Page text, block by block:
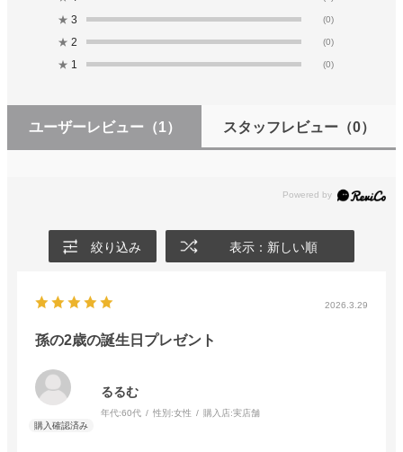
★ 3 (0)
★ 2 (0)
★ 1 (0)
ユーザーレビュー （1） スタッフレビュー（0）
絞り込み 表示：新しい順
2026.3.29
孫の2歳の誕生日プレゼント
るるむ
年代:60代 性別:女性 購入店:実店舗